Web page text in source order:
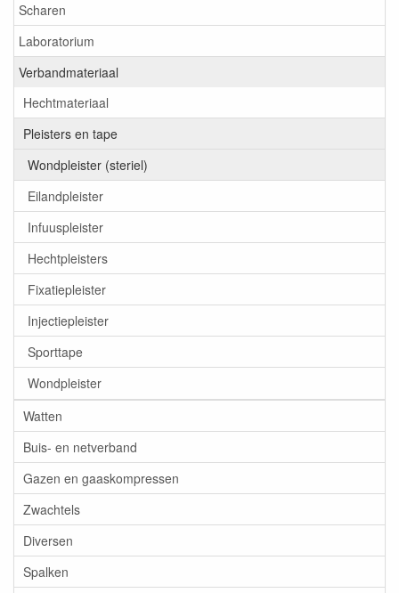
Scharen
Laboratorium
Verbandmateriaal
Hechtmateriaal
Pleisters en tape
Wondpleister (steriel)
Eilandpleister
Infuuspleister
Hechtpleisters
Fixatiepleister
Injectiepleister
Sporttape
Wondpleister
Watten
Buis- en netverband
Gazen en gaaskompressen
Zwachtels
Diversen
Spalken